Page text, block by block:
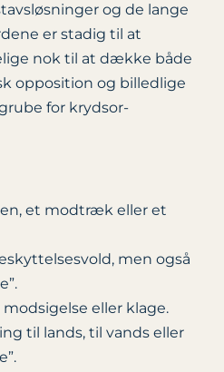
og de lange
er stadig til at
nok til at dække både
opposition og billed­lige
for krydsor­
et modtræk eller et
men også
eller klage.
til lands, til vands eller